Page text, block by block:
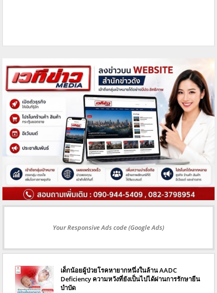
Your Responsive Ads code (Google Ads)
เด็กน้อยผู้ป่วยโรคหายากหนึ่งในล้าน AADC
Deficiency ความหวังที่ยังเป็นไปได้ผ่านการรักษายีน
บำบัด